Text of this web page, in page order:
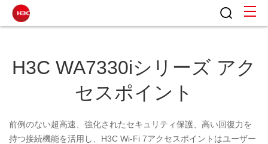
H3C WA7330iシリーズ アク
セスポイント
前例のない超高速、強化されたセキュリティ保護、高い回復力を
持つ接続機能を活用し、H3C Wi-Fi 7アクセスポイントはユーザー